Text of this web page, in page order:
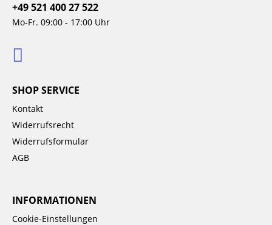
+49 521 400 27 522
Mo-Fr. 09:00 - 17:00 Uhr
SHOP SERVICE
Kontakt
Widerrufsrecht
Widerrufsformular
AGB
INFORMATIONEN
Cookie-Einstellungen